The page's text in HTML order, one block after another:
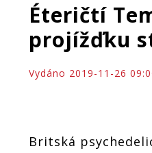
Éteričtí
projížďku
Vydáno 2019-11-26
Britská